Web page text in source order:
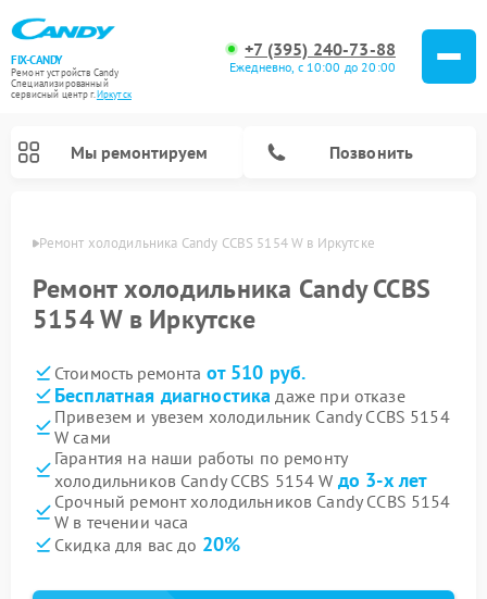
FIX-CANDY
Ремонт устройств Candy
Специализированный
cервисный центр г.Иркутск
+7 (395) 240-73-88
Ежедневно, с 10:00 до 20:00
Мы ремонтируем Позвонить
Ремонт холодильника Candy CCBS 5154 W в Иркутске
Ремонт холодильника Candy CCBS
5154 W в Иркутске
Стоимость ремонта от 510 руб.
Бесплатная диагностика даже при отказе
Привезем и увезем холодильник Candy CCBS 5154
W сами
Гарантия на наши работы по ремонту
холодильников Candy CCBS 5154 W до 3-х лет
Срочный ремонт холодильников Candy CCBS 5154
W в течении часа
Скидка для вас до 20%